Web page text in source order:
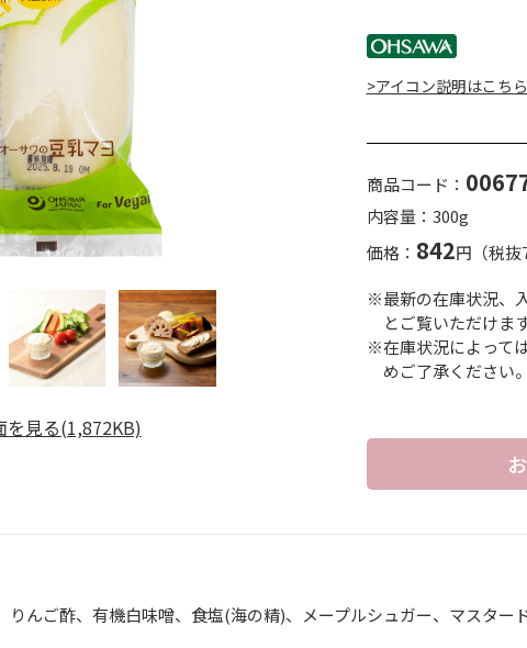
を見る(1,872KB)
>アイコン説明はこちら
商品コード：
内容量：300g
価格： 842円（税抜
※最新の在庫状況、
とご覧いただけます
※在庫状況によって
めご了承ください。
んご酢、有機白味噌、食塩(海の精)、メープルシュガー、マスター